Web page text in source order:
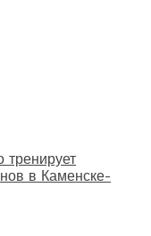
тренирует
в Каменске-